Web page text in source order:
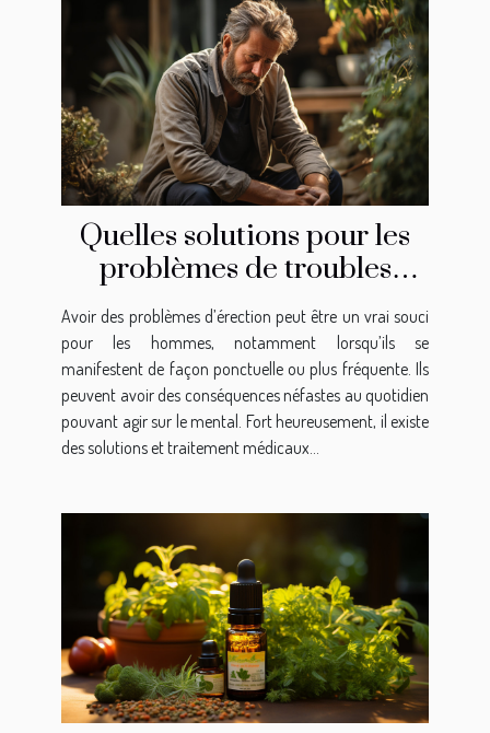
Quelles solutions pour les
problèmes de troubles
d’érection ?
Avoir des problèmes d’érection peut être un vrai souci
pour les hommes, notamment lorsqu’ils se
manifestent de façon ponctuelle ou plus fréquente. Ils
peuvent avoir des conséquences néfastes au quotidien
pouvant agir sur le mental. Fort heureusement, il existe
des solutions et traitement médicaux...